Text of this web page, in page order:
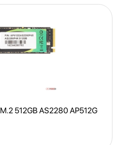
512GB AS2280 AP512G